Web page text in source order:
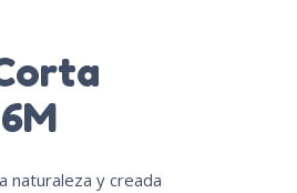
naturaleza y creada